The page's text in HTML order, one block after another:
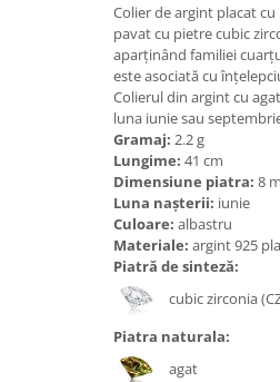
Bijuterii rubin
Bijuterii safir
Bijuterii sidef si abalone
Bijuterii smarald
Bijuterii sodalit
Bijuterii spinel
Bijuterii tanzanit
Bijuterii topaz
Bijuterii turcoaz
Bijuterii turmaline
Bijuterii morganit
Colier de argint placat
pavat cu pietre cubic
aparținând familiei
este asociată cu
Colierul din argint cu
luna iunie sau
Gramaj: 2.2 g
Lungime: 41 cm
Dimensiune piatra: 8
Luna nașterii: iunie
Culoare: albastru
Materiale: argint 925
Piatră de sinteză:
cubic zirconia
Piatra naturala:
agat